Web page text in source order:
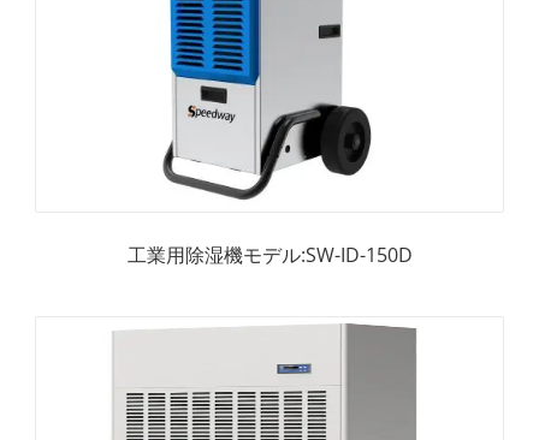
工業用除湿機モデル:SW-ID-150D